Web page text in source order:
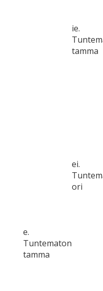
ie.
tamma
e.
Tuntematon
tamma
ei.
ori